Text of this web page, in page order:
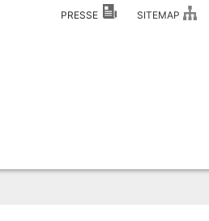
PRESSE SITEMAP